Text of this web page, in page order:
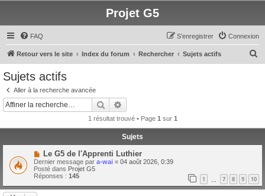
Projet G5
FAQ Connexion
S’enregistrer
Retour vers le site Index du forum Rechercher Sujets actifs
Sujets actifs
Aller à la recherche avancée
Rechercher
1 résultat trouvé • Page 1 sur 1
Sujets
N
o
u
v
e
a
Le G5 de l'Apprenti Luthier
Dernier message par a-wai « 04 août 2026, 0:39
Posté dans Projet G5
Réponses : 145 1 7 8 9 10